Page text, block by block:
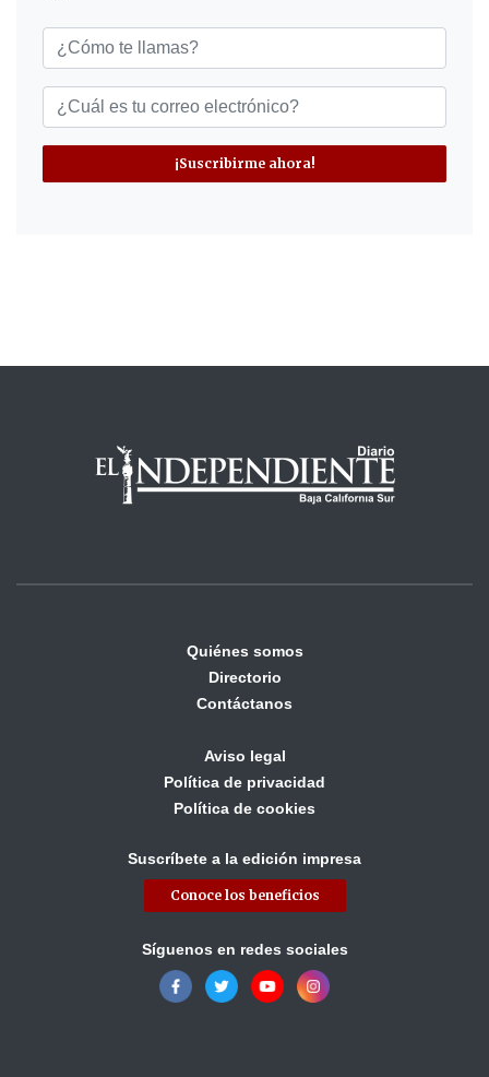
¡Suscribirme ahora!
Quiénes somos
Directorio
Contáctanos
Aviso legal
Política de privacidad
Política de cookies
Suscríbete a la edición impresa
Conoce los beneficios
Síguenos en redes sociales